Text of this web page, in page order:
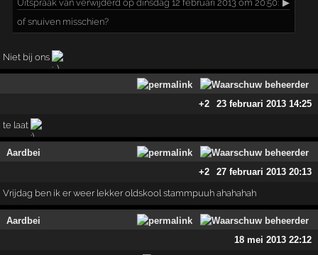
Uitspraak van verwijderd op dinsdag 12 februari 2013 om 20:50: ▶
of snuiven misschien?
Niet bij ons
+2 23 februari 2013 14:25
te laat
Aardbei
+2
27 februari 2013 20:13
Vrijdag ben ik er weer lekker oldskool stammpuuh ahahahah
Aardbei
18 mei 2013 22:12